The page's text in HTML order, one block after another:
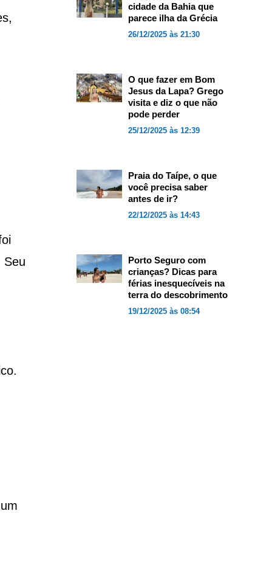
Seu
cidade da Bahia que
parece ilha da Grécia
26/12/2025 às 21:30
O que fazer em Bom
Jesus da Lapa? Grego
visita e diz o que não
pode perder
25/12/2025 às 12:39
Praia do Taípe, o que
você precisa saber
antes de ir?
22/12/2025 às 14:43
Porto Seguro com
crianças? Dicas para
férias inesquecíveis na
terra do descobrimento
19/12/2025 às 08:54